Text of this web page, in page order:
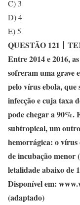
C) 3
D) 4
E) 5
QUESTÃO 121 丨
Entre 2014 e 2016,
sofreram uma grave
pelo vírus ebola, que
infecção e cuja taxa
pode chegar a 90%.
subtropical, um
hemorrágica: o vírus
de incubação menor
letalidade abaixo de
Disponível em:
(adaptado)